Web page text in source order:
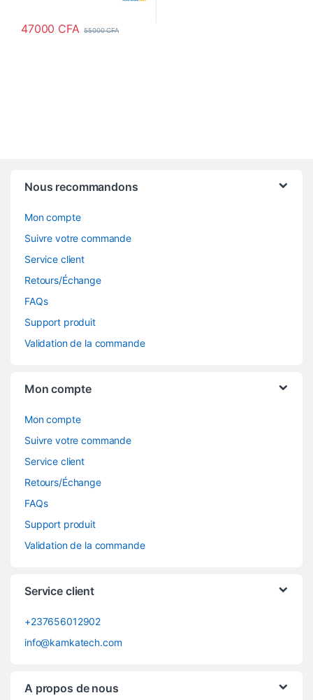
47000 CFA 55000CFA
Nous recommandons
Mon compte
Suivre votre commande
Service client
Retours/Échange
FAQs
Support produit
Validation de la commande
Mon compte
Mon compte
Suivre votre commande
Service client
Retours/Échange
FAQs
Support produit
Validation de la commande
Service client
+237656012902
info@kamkatech.com
A propos de nous